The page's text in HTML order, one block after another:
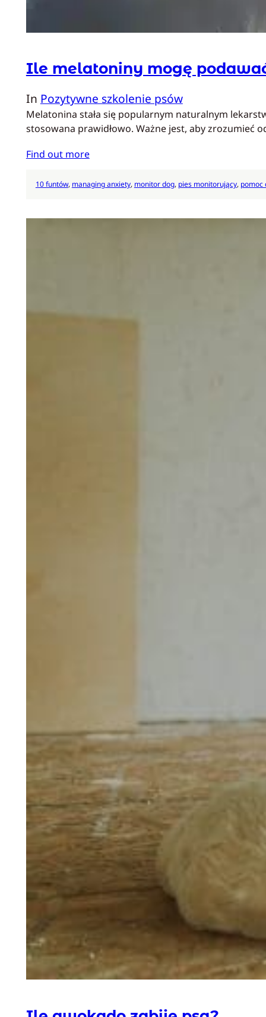
Ile melatoniny mogę
In Pozytywne szkolenie psów
Melatonina stała się popularnym naturalnym
stosowana prawidłowo. Ważne jest, aby
Find out more
10 funtów, managing anxiety, monitor dog, pies monitorujący, pomoc